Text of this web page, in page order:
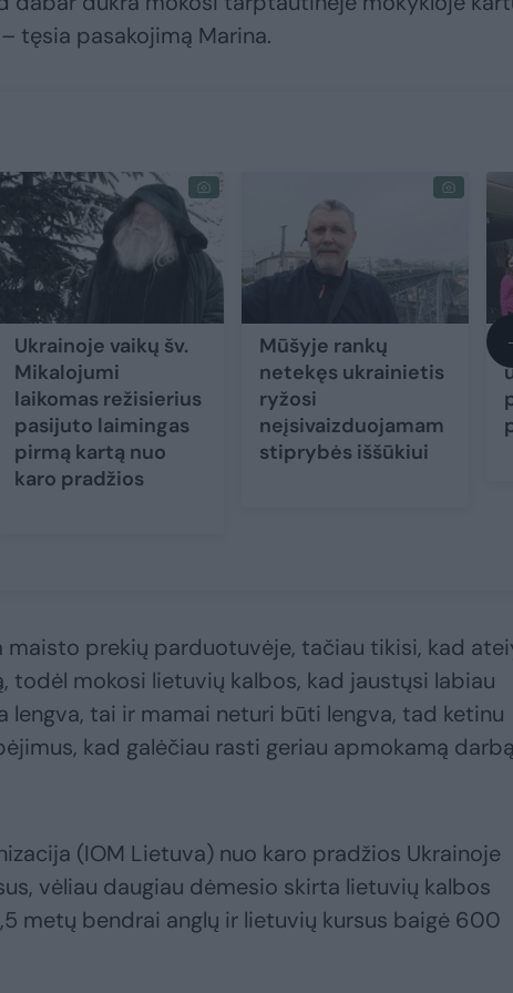
tęsia pasakojimą Marina.
Ukrainoje vaikų šv.
Mikalojumi
laikomas režisierius
pasijuto laimingas
pirmą kartą nuo
karo pradžios
Mūšyje rankų
netekęs ukrainietis
ryžosi
neįsivaizduojamam
stiprybės iššūkiui
maisto prekių parduotuvėje, tačiau tikisi, kad
todėl mokosi lietuvių kalbos, kad jaustųsi labiau
lengva, tai ir mamai neturi būti lengva, tad ketinu
kad galėčiau rasti geriau apmokamą
(IOM Lietuva) nuo karo pradžios Ukrainoje
vėliau daugiau dėmesio skirta lietuvių kalbos
metų bendrai anglų ir lietuvių kursus baigė 600